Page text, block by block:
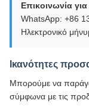
Επικοινωνία
WhatsApp: +86
Ηλεκτρονικό
Ικανότητες
Μπορούμε να
σύμφωνα με τις